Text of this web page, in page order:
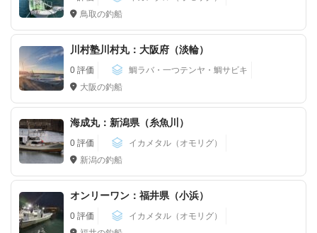
鳥取の釣船
川村塾川村丸：大阪府（淡輪）
0 評価
鯛ラバ・一つテンヤ・鯛サビキ
大阪の釣船
海成丸：新潟県（糸魚川）
0 評価
イカメタル（オモリグ）
新潟の釣船
オンリーワン：福井県（小浜）
0 評価
イカメタル（オモリグ）